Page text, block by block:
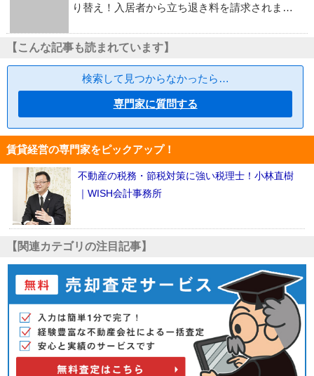
り替え！入居者から立ち退き料を請求されま…
【こんな記事も読まれています】
検索して見つからなかったら…
専門家に質問する
賃貸経営の専門家をピックアップ！
不動産の税務・節税対策に強い税理士！小林直樹
｜WISH会計事務所
【関連カテゴリの注目記事】